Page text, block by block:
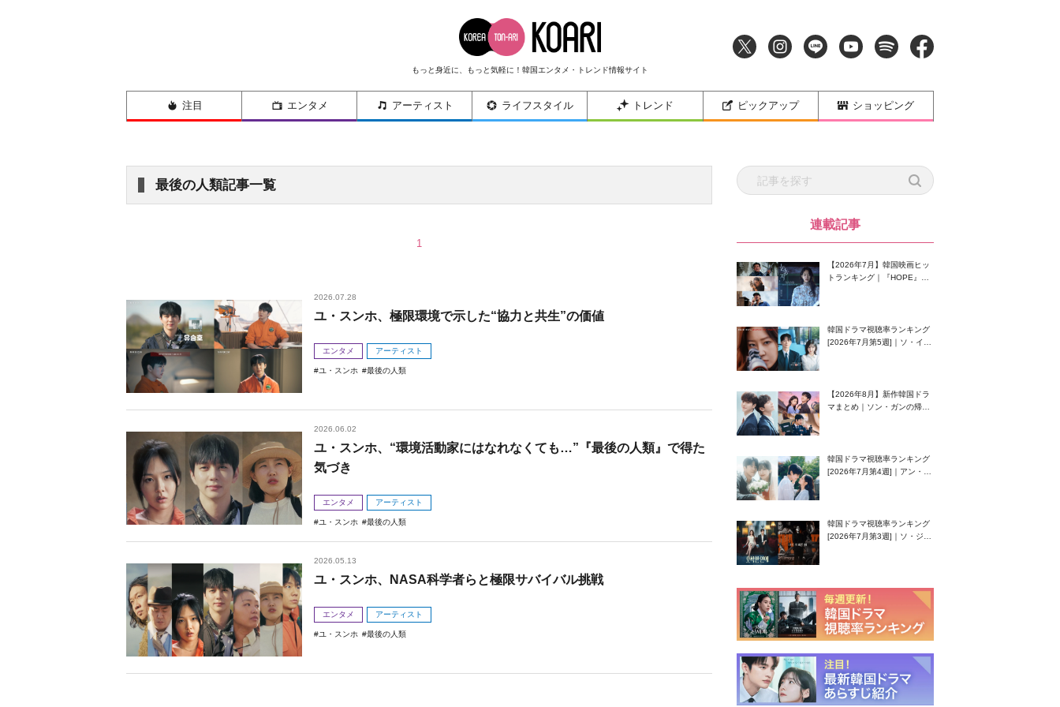
もっと身近に、もっと気軽に！韓国エンタメ・トレンド情報サイト
注目 エンタメ アーティスト ライフスタイル トレンド ピックアップ ショッピング
最後の人類記事一覧
1
2026.07.28
ユ・スンホ、極限環境で示した“協力と共生”の価値
エンタメ アーティスト
ユ・スンホ 最後の人類
2026.06.02
ユ・スンホ、“環境活動家にはなれなくても…”『最後の人類』で得た
気づき
エンタメ アーティスト
ユ・スンホ 最後の人類
2026.05.13
ユ・スンホ、NASA科学者らと極限サバイバル挑戦
エンタメ アーティスト
ユ・スンホ 最後の人類
連載記事
【2026年7月】韓国映画ヒッ
トランキング｜『HOPE』が
韓国ドラマ視聴率ランキング
[2026年7月第5週]｜ソ・イン
【2026年8月】新作韓国ドラ
マまとめ｜ソン・ガンの帰
韓国ドラマ視聴率ランキング
[2026年7月第4週]｜アン・ヒ
韓国ドラマ視聴率ランキング
[2026年7月第3週]｜ソ・ジソ